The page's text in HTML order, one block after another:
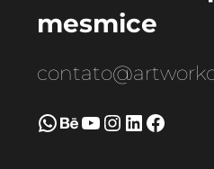
mesmice
WhatsApp Behance Youtube Instagram LinkedIn Facebook